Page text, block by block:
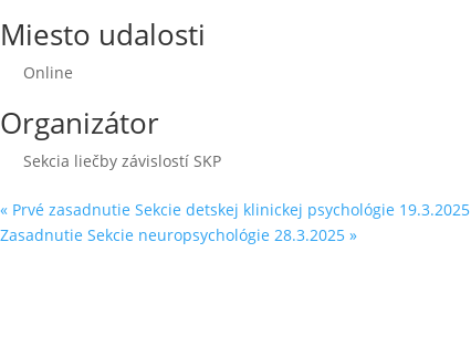
Miesto udalosti
Online
Organizátor
Sekcia liečby závislostí SKP
« Prvé zasadnutie Sekcie detskej klinickej psychológie 19.3.2025
Zasadnutie Sekcie neuropsychológie 28.3.2025 »